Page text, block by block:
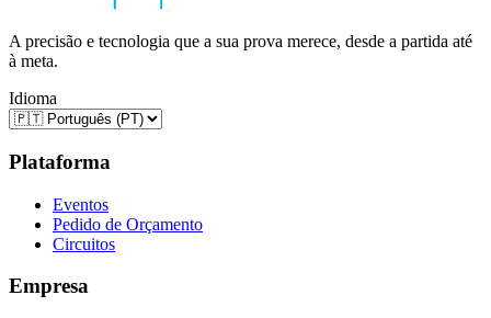
A precisão e tecnologia que a sua prova merece, desde a partida até
à meta.
Idioma
Plataforma
Eventos
Pedido de Orçamento
Circuitos
Empresa